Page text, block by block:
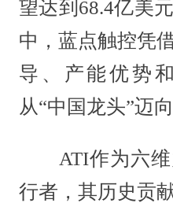
望达到68.4亿美
中，蓝点触控凭
导、产能优势
从“中国龙头”迈
ATI作为六维
行者，其历史贡